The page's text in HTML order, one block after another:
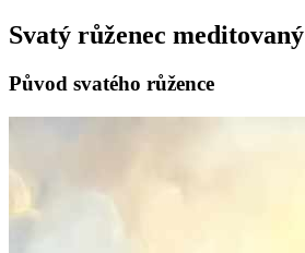
Svatý růženec meditovaný
Původ svatého růžence